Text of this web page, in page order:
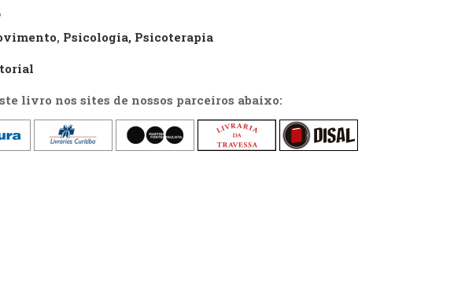
, Psicologia, Psicoterapia
livro nos sites de nossos parceiros abaixo: